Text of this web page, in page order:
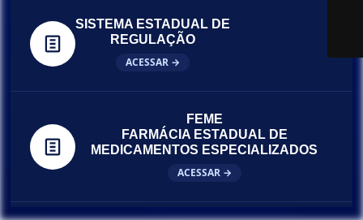
SISTEMA ESTADUAL DE
REGULAÇÃO
ACESSAR →
FEME
FARMÁCIA ESTADUAL DE
MEDICAMENTOS ESPECIALIZADOS
ACESSAR →